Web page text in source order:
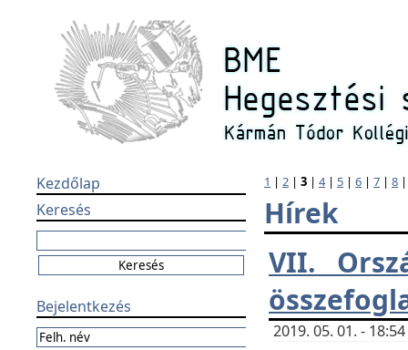
Kezdőlap
Keresés
Bejelentkezés
1 | 2 | 3 | 4| 5 | 6 | 7 | 8
Hírek
VII.
2019. 05. 01. -